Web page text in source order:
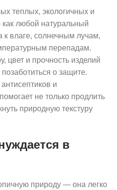
теплых, экологичных и
любой натуральный
к влаге, солнечным лучам,
перепадам.
цвет и прочность изделий
о защите.
и
не только продлить
природную текстуру
в
природу — она легко